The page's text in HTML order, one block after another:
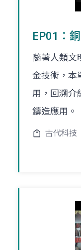
EP01：
隨著人類文
金技術，本
用，回溯介
鑄造應用。
古代科技